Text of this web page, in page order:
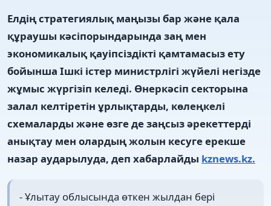
Елдің стратегиялық маңызы бар және қала
құраушы кәсіпорындарында заң мен
экономикалық қауіпсіздікті қамтамасыз ету
бойынша Ішкі істер министрлігі жүйелі негізде
жұмыс жүргізіп келеді. Өнеркәсіп секторына
залал келтіретін ұрлықтарды, көлеңкелі
схемаларды және өзге де заңсыз әрекеттерді
анықтау мен олардың жолын кесуге ерекше
назар аударылуда, деп хабарлайды kznews.kz.
- Ұлытау облысында өткен жылдан бері